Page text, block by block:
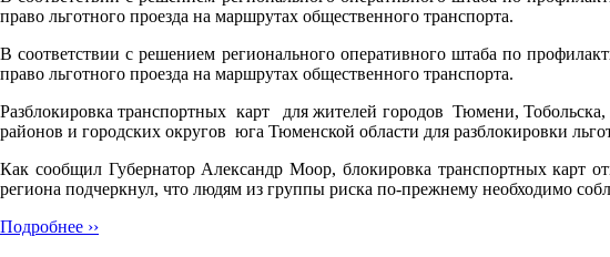
право льготного проезда на маршрутах общественного транспорта.
В соответствии с решением регионального оперативного штаба по
право льготного проезда на маршрутах общественного транспорта.
Разблокировка транспортных карт для жителей городов Тюмени,
районов и городских округов юга Тюменской области для разблокировки
Как сообщил Губернатор Александр Моор, блокировка транспортных карт
региона подчеркнул, что людям из группы риска по-прежнему необходимо
Подробнее ››